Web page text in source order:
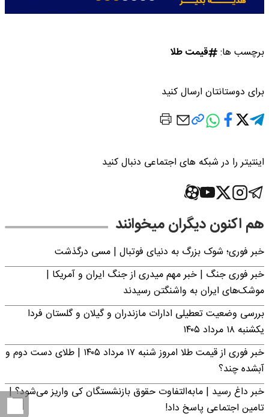
برچسب ها: قیمت طلا
برای دوستانتان ارسال کنید
اینتیتر را در شبکه های اجتماعی دنبال کنید
هم اکنون دیگران میخوانند
خبر فوری؛‌ شوک بزرگ به دنیای فوتبال | مسی درگذشت
خبر فوری جنگ | خبر مهم میدری از جنگ ایران و آمریکا |
موشک‌های ایران به واشنگتن رسیدند
بررسی وضعیت تعطیلی ادارات مازندران و گیلان و گلستان فردا
یکشنبه ۱۸ مرداد ۱۴۰۵
خبر فوری از قیمت طلا امروز شنبه ۱۷ مرداد ۱۴۰۵ | طلای دست دوم و
آبشده چند؟
خبر داغ رسید | مابه‌التفاوت حقوق بازنشستگان کی واریز می‌شود؟ |
تامین اجتماعی پاسخ داد!